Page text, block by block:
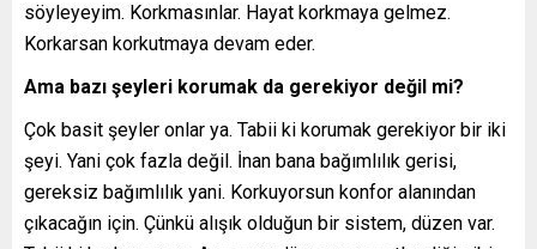
söyleyeyim. Korkmasınlar. Hayat korkmaya gelmez.
Korkarsan korkutmaya devam eder.
Ama bazı şeyleri korumak da gerekiyor değil mi?
Çok basit şeyler onlar ya. Tabii ki korumak gerekiyor bir iki
şeyi. Yani çok fazla değil. İnan bana bağımlılık gerisi,
gereksiz bağımlılık yani. Korkuyorsun konfor alanından
çıkacağın için. Çünkü alışık olduğun bir sistem, düzen var.